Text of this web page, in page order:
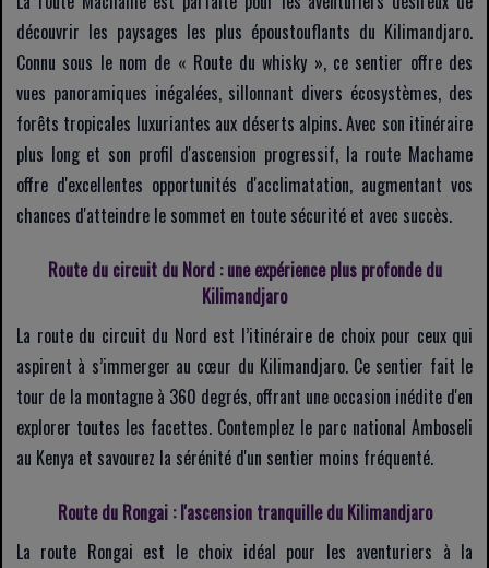
découvrir les paysages les plus époustouflants du Kilimandjaro.
Connu sous le nom de « Route du whisky », ce sentier offre des
vues panoramiques inégalées, sillonnant divers écosystèmes, des
forêts tropicales luxuriantes aux déserts alpins. Avec son itinéraire
plus long et son profil d'ascension progressif, la route Machame
offre d'excellentes opportunités d'acclimatation, augmentant vos
chances d'atteindre le sommet en toute sécurité et avec succès.
Route du circuit du Nord : une expérience plus profonde du
Kilimandjaro
La route du circuit du Nord est l’itinéraire de choix pour ceux qui
aspirent à s’immerger au cœur du Kilimandjaro. Ce sentier fait le
tour de la montagne à 360 degrés, offrant une occasion inédite d'en
explorer toutes les facettes. Contemplez le parc national Amboseli
au Kenya et savourez la sérénité d'un sentier moins fréquenté.
Route du Rongai : l'ascension tranquille du Kilimandjaro
La route Rongai est le choix idéal pour les aventuriers à la